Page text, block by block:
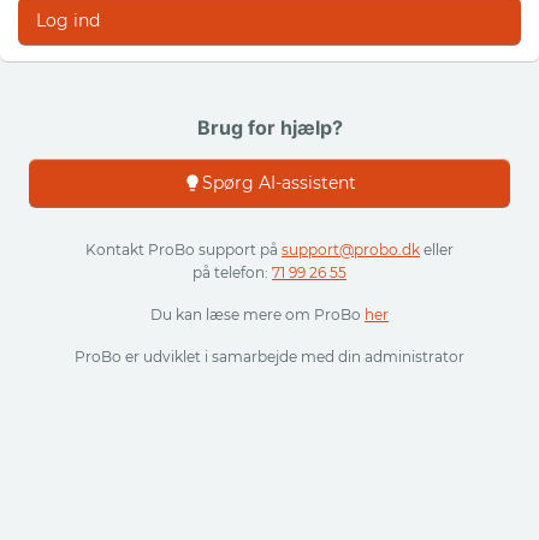
Log ind
Brug for hjælp?
Spørg AI-assistent
Kontakt ProBo support på support@probo.dk eller
på telefon: 71 99 26 55
Du kan læse mere om ProBo her
ProBo er udviklet i samarbejde med din administrator